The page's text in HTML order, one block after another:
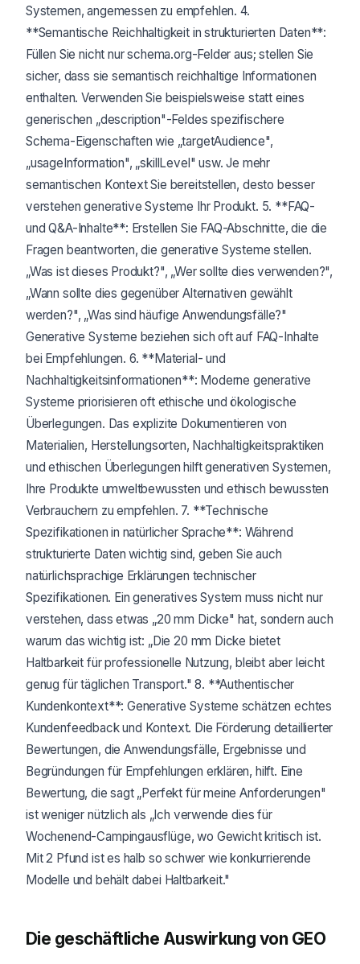
Systemen, angemessen zu empfehlen. 4.
**Semantische Reichhaltigkeit in strukturierten Daten**:
Füllen Sie nicht nur schema.org-Felder aus; stellen Sie
sicher, dass sie semantisch reichhaltige Informationen
enthalten. Verwenden Sie beispielsweise statt eines
generischen „description"-Feldes spezifischere
Schema-Eigenschaften wie „targetAudience",
„usageInformation", „skillLevel" usw. Je mehr
semantischen Kontext Sie bereitstellen, desto besser
verstehen generative Systeme Ihr Produkt. 5. **FAQ-
und Q&A-Inhalte**: Erstellen Sie FAQ-Abschnitte, die die
Fragen beantworten, die generative Systeme stellen.
„Was ist dieses Produkt?", „Wer sollte dies verwenden?",
„Wann sollte dies gegenüber Alternativen gewählt
werden?", „Was sind häufige Anwendungsfälle?"
Generative Systeme beziehen sich oft auf FAQ-Inhalte
bei Empfehlungen. 6. **Material- und
Nachhaltigkeitsinformationen**: Moderne generative
Systeme priorisieren oft ethische und ökologische
Überlegungen. Das explizite Dokumentieren von
Materialien, Herstellungsorten, Nachhaltigkeitspraktiken
und ethischen Überlegungen hilft generativen Systemen,
Ihre Produkte umweltbewussten und ethisch bewussten
Verbrauchern zu empfehlen. 7. **Technische
Spezifikationen in natürlicher Sprache**: Während
strukturierte Daten wichtig sind, geben Sie auch
natürlichsprachige Erklärungen technischer
Spezifikationen. Ein generatives System muss nicht nur
verstehen, dass etwas „20 mm Dicke" hat, sondern auch
warum das wichtig ist: „Die 20 mm Dicke bietet
Haltbarkeit für professionelle Nutzung, bleibt aber leicht
genug für täglichen Transport." 8. **Authentischer
Kundenkontext**: Generative Systeme schätzen echtes
Kundenfeedback und Kontext. Die Förderung detaillierter
Bewertungen, die Anwendungsfälle, Ergebnisse und
Begründungen für Empfehlungen erklären, hilft. Eine
Bewertung, die sagt „Perfekt für meine Anforderungen"
ist weniger nützlich als „Ich verwende dies für
Wochenend-Campingausflüge, wo Gewicht kritisch ist.
Mit 2 Pfund ist es halb so schwer wie konkurrierende
Modelle und behält dabei Haltbarkeit."
Die geschäftliche Auswirkung von GEO